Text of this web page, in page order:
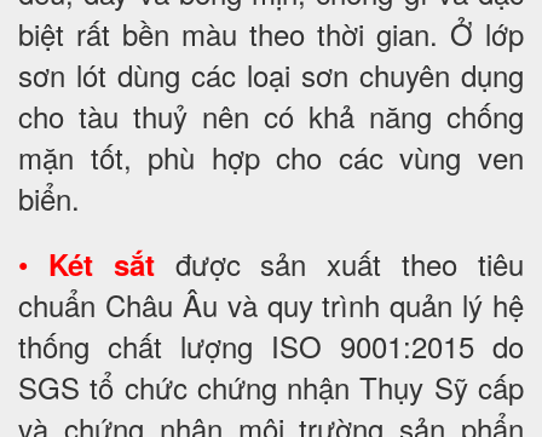
biệt rất bền màu theo thời gian. Ở lớp
sơn lót dùng các loại sơn chuyên dụng
cho tàu thuỷ nên có khả năng chống
mặn tốt, phù hợp cho các vùng ven
biển.
• Két sắtđược sản xuất theo tiêu
chuẩn Châu Âu và quy trình quản lý hệ
thống chất lượng ISO 9001:2015 do
SGS tổ chức chứng nhận Thụy Sỹ cấp
và chứng nhận môi trường sản phẩn